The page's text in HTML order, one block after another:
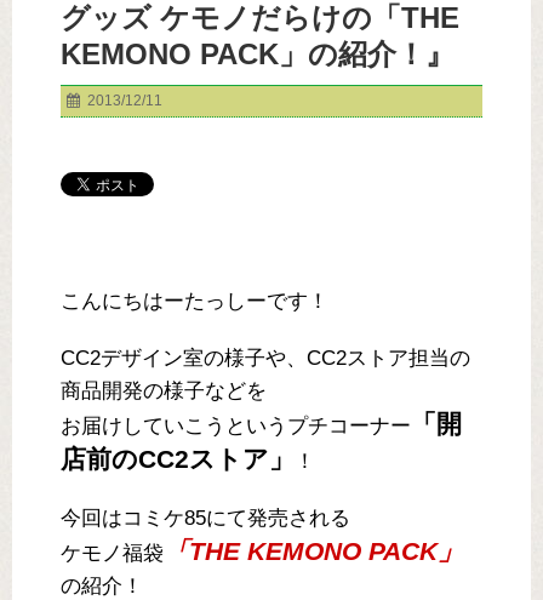
グッズ ケモノだらけの「THE
KEMONO PACK」の紹介！』
2013/12/11
こんにちはーたっしーです！
CC2デザイン室の様子や、CC2ストア担当の
商品開発の様子などを
お届けしていこうというプチコーナー
「開
店前のCC2ストア」
！
今回はコミケ85にて発売される
ケモノ福袋
「THE KEMONO PACK」
の紹介！